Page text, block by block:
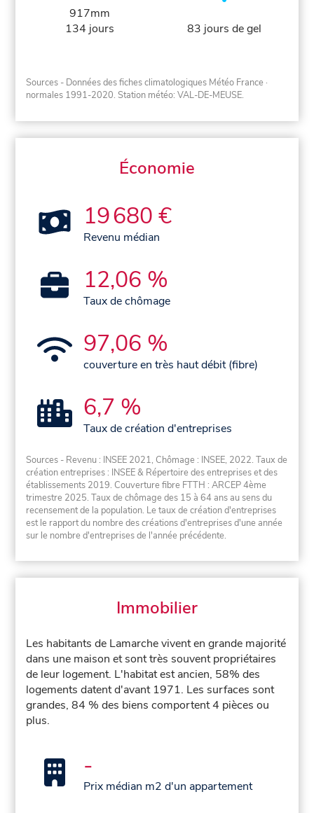
917mm
134 jours
83 jours de gel
Sources - Données des fiches climatologiques Météo France ·
normales 1991-2020. Station météo: VAL-DE-MEUSE.
Économie
19 680 €
Revenu médian
12,06 %
Taux de chômage
97,06 %
couverture en très haut débit (fibre)
6,7 %
Taux de création d'entreprises
Sources - Revenu : INSEE 2021, Chômage : INSEE, 2022. Taux de
création entreprises : INSEE & Répertoire des entreprises et des
établissements 2019. Couverture fibre FTTH : ARCEP 4ème
trimestre 2025. Taux de chômage des 15 à 64 ans au sens du
recensement de la population. Le taux de création d'entreprises
est le rapport du nombre des créations d'entreprises d'une année
sur le nombre d'entreprises de l'année précédente.
Immobilier
Les habitants de Lamarche vivent en grande majorité
dans une maison et sont très souvent propriétaires
de leur logement. L'habitat est ancien, 58% des
logements datent d'avant 1971. Les surfaces sont
grandes, 84 % des biens comportent 4 pièces ou
plus.
-
Prix médian m2 d'un appartement